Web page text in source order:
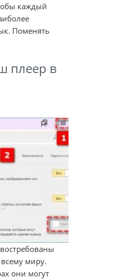
каждый
Поменять
плеер в
миру.
они могут